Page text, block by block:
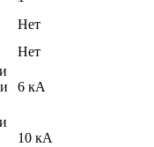
Нет
Нет
6 кА
10 кА